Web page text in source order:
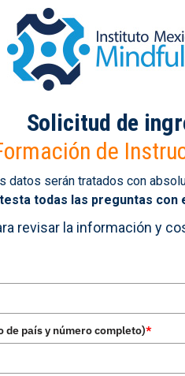
Solicitud de
de
datos serán tratados con
todas las preguntas con
revisar la información y
de país y número completo)*